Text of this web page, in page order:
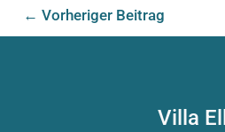
← Vorheriger Beitrag
Villa